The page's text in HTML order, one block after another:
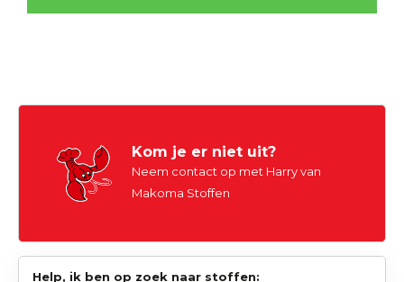
Kom je er niet uit?
Neem contact op met Harry van
Makoma Stoffen
Help, ik ben op zoek naar stoffen: